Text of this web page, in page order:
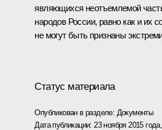
являющихся неотъемлемой
народов России, равно как и их
не могут быть признаны
Статус материала
Опубликован в разделе: Документы
Дата публикации: 23 ноября 2015